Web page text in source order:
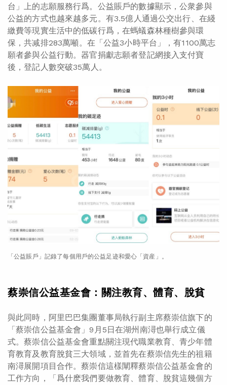
台」上的志願服務行爲。公益賬戶的數據顯示，公衆參與
公益的方式也越來越多元。有3.5億人通過公交出行、在綫
繳費等現實生活中的低碳行爲，在螞蟻森林種樹參與環
保，共减排283萬噸。在「公益3小時平台」，有1100萬志
願者參與公益行動。器官捐獻志願者登記網接入支付寶
後，登記人數突破35萬人。
「公益賬戶」記錄了每個用戶的公益足迹和愛心「資産」。
蔡崇信公益基金會：關注教育、體育、脫貧
與此同時，阿里巴巴集團董事局執行副主席蔡崇信旗下的
「蔡崇信公益基金會」9月5日在湖州南潯也舉行成立儀
式。蔡崇信公益基金會重點關注現代職業教育、青少年體
育教育及教育脫貧三大領域，並首先在蔡崇信先生的祖籍
南潯展開項目合作。蔡崇信這樣闡釋蔡崇信公益基金會的
工作方向，「爲什麽我們要做教育、體育、脫貧這幾個方